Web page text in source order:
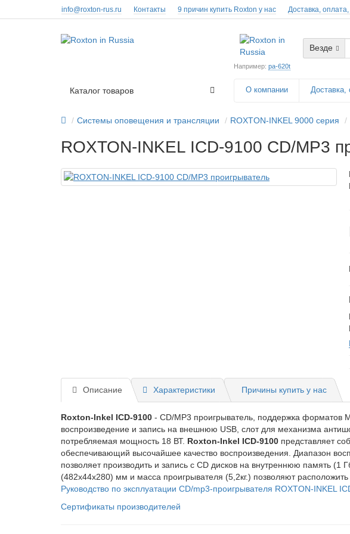
info@roxton-rus.ru Контакты 9 причин купить Roxton у нас Доставка, оплата,
Везде
Например: pa-620t
О компании Доставка,
Каталог товаров
Системы оповещения и трансляции ROXTON-INKEL 9000 серия
ROXTON-INKEL ICD-9100 CD/MP3
Описание Характеристики Причины купить у нас
Roxton-Inkel ICD-9100 - CD/MP3 проигрыватель, поддержка форматов
воспроизведение и запись на внешнюю USB, слот для механизма
потребляемая мощность 18 ВТ. Roxton-Inkel ICD-9100 представляет
обеспечивающий высочайшее качество воспроизведения. Диапазон
позволяет производить и запись с CD дисков на внутреннюю память
(482х44х280) мм и масса проигрывателя (5,2кг.) позволяют
Руководство по эксплуатации CD/mp3-проигрывателя ROXTON-INKEL
Сертификаты производителей